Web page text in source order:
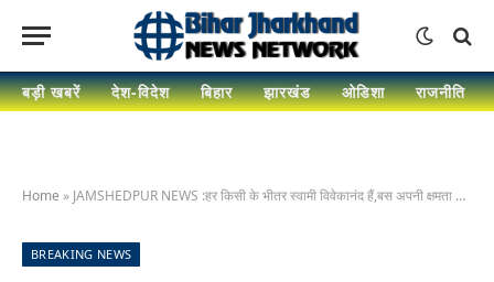
बड़ी खबरें देश-विदेश बिहार झारखंड ओडिशा राजनीति
Home » JAMSHEDPUR NEWS :हर किसी के भीतर स्वामी विवेकानंद हैं,बस अपनी क्षमता और ऊर्जा को पहचानने की आवश्यकता है. “
BREAKING NEWS